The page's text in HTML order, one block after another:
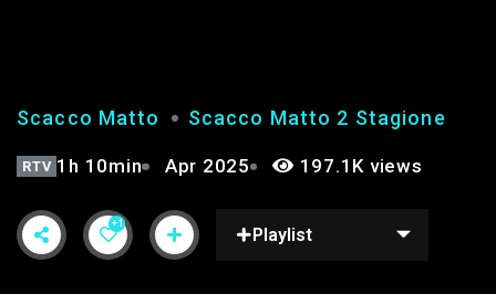
Scacco Matto Scacco Matto 2 Stagione
RTV 1h 10min Apr 2025 197.1K views
+1
Playlist